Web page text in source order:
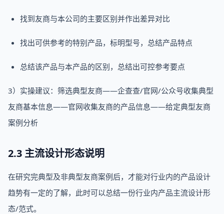
找到友商与本公司的主要区别并作出差异对比
找出可供参考的特别产品，标明型号，总结产品特点
总结该产品与本产品的区别，总结出可控参考要点
3）实操建议：筛选典型友商——企查查/官网/公众号收集典型
友商基本信息——官网收集友商的产品信息——给定典型友商
案例分析
2.3 主流设计形态说明
在研究完典型及非典型友商案例后，才能对行业内的产品设计
趋势有一定的了解，此时可以总结一份行业内产品主流设计形
态/范式。